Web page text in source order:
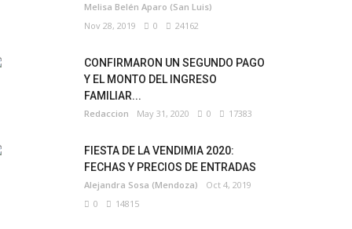
Melisa Belén Aparo (San Luis)
Nov 28, 2019
0 24162
CONFIRMARON UN SEGUNDO PAGO
Y EL MONTO DEL INGRESO
FAMILIAR...
Redaccion May 31, 2020 0 17383
FIESTA DE LA VENDIMIA 2020:
FECHAS Y PRECIOS DE ENTRADAS
Alejandra Sosa (Mendoza)
Oct 4, 2019
0
14815